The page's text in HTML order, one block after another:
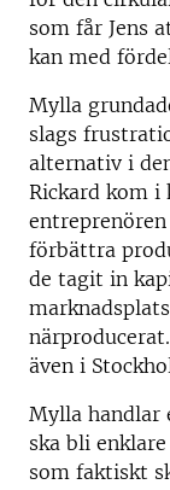
som får Jens
kan med
Mylla
slags
alternativ i
Rickard kom i
förbättra
de tagit in
även i
Mylla handlar
ska bli
som faktiskt